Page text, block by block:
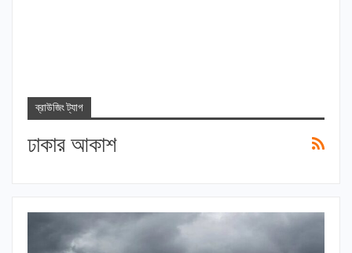
ব্রাউজিং ট্যাগ
ঢাকার আকাশ